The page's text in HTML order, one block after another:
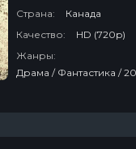
Страна:
Канада
Качество:
HD (720p)
Жанры:
Драма / Фантастика /